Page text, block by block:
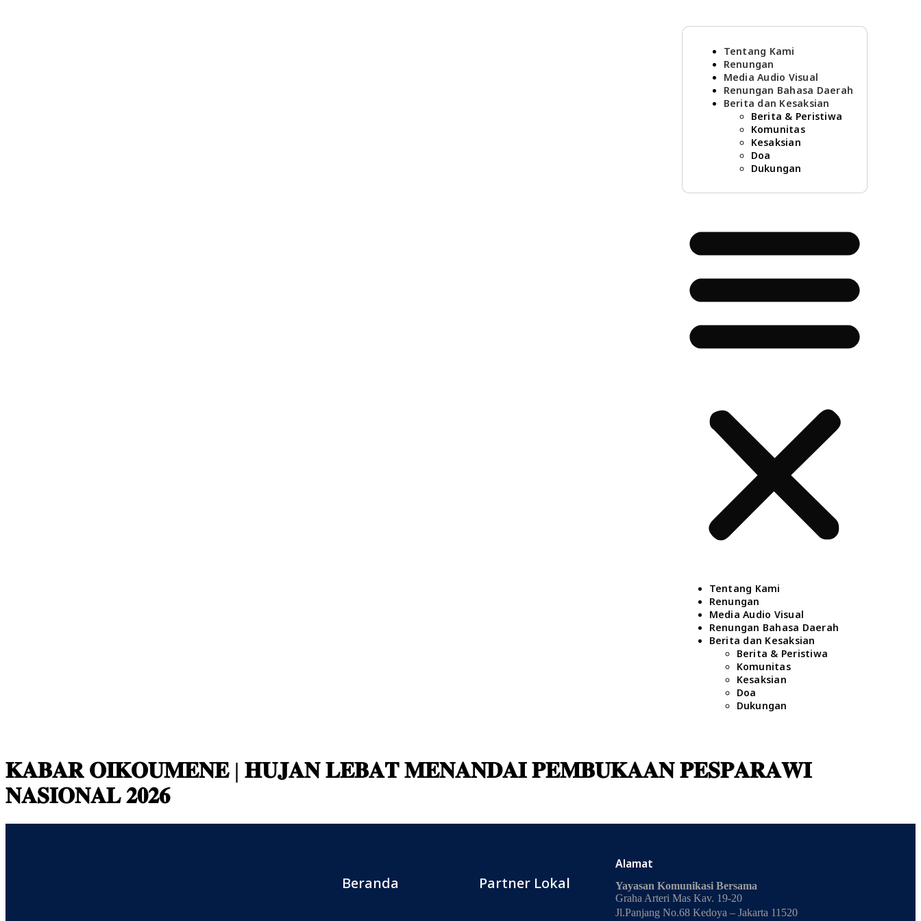
Tentang Kami
Renungan
Media Audio Visual
Renungan Bahasa Daerah
Berita dan Kesaksian
Berita & Peristiwa
Komunitas
Kesaksian
Doa
Dukungan
Tentang Kami
Renungan
Media Audio Visual
Renungan Bahasa Daerah
Berita dan Kesaksian
Berita & Peristiwa
Komunitas
Kesaksian
Doa
Dukungan
𝐊𝐀𝐁𝐀𝐑 𝐎𝐈𝐊𝐎𝐔𝐌𝐄𝐍𝐄 | 𝐇𝐔𝐉𝐀𝐍 𝐋𝐄𝐁𝐀𝐓 𝐌𝐄𝐍𝐀𝐍𝐃𝐀𝐈 𝐏𝐄𝐌𝐁𝐔𝐊𝐀𝐀𝐍 𝐏𝐄𝐒𝐏𝐀𝐑𝐀𝐖𝐈
𝐍𝐀𝐒𝐈𝐎𝐍𝐀𝐋 𝟐𝟎𝟐𝟔
Beranda Partner Lokal
Alamat
Yayasan Komunikasi Bersama
Graha Arteri Mas Kav. 19-20
Jl.Panjang No.68 Kedoya – Jakarta 11520